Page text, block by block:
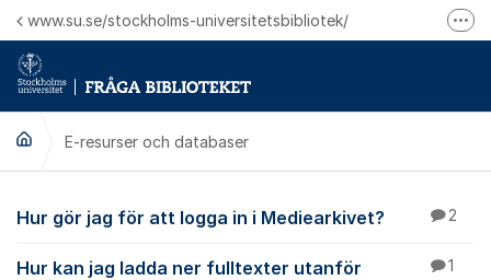
Hoppa till innehåll
www.su.se/stockholms-universitetsbibliotek/
E-resurser och databaser
E-resurser och
Hur gör jag för att logga in i Mediearkivet? 2
Hur kan jag ladda ner fulltexter utanför
1